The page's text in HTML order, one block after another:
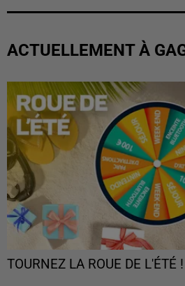
ACTUELLEMENT À
TOURNEZ LA ROUE DE L'ÉTÉ !